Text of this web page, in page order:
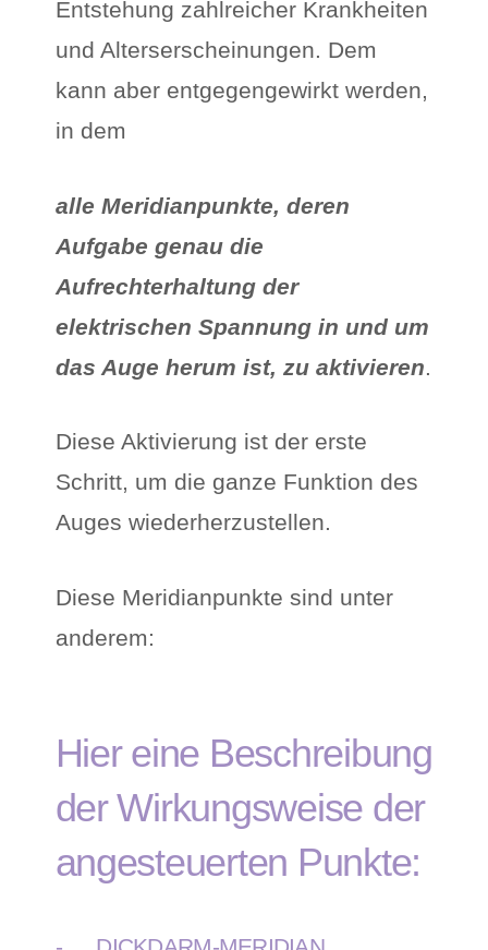
Entstehung zahlreicher Krankheiten
und Alterserscheinungen. Dem
kann aber entgegengewirkt werden,
in dem
alle Meridianpunkte, deren
Aufgabe genau die
Aufrechterhaltung der
elektrischen Spannung in und um
das Auge herum ist, zu aktivieren.
Diese Aktivierung ist der erste
Schritt, um die ganze Funktion des
Auges wiederherzustellen.
Diese Meridianpunkte sind unter
anderem:
Hier eine Beschreibung
der Wirkungsweise der
angesteuerten Punkte: